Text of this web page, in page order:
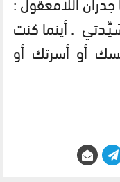
. أينما كنت
أو أسرتك أو